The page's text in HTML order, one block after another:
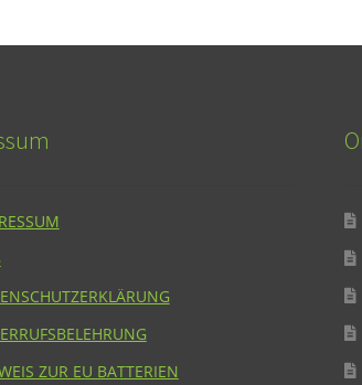
ZUR EU BATTERIEN